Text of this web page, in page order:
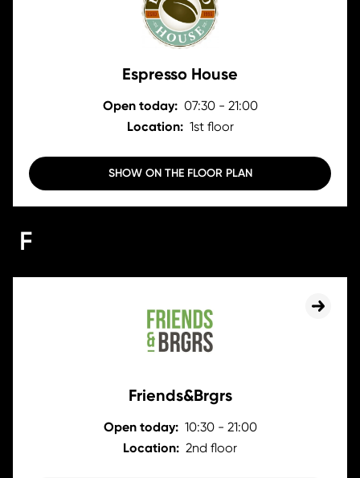
Espresso House
Open today: 07:30 - 21:00
Location: 1st floor
SHOW ON THE FLOOR PLAN
F
Friends&Brgrs
Open today: 10:30 - 21:00
Location: 2nd floor